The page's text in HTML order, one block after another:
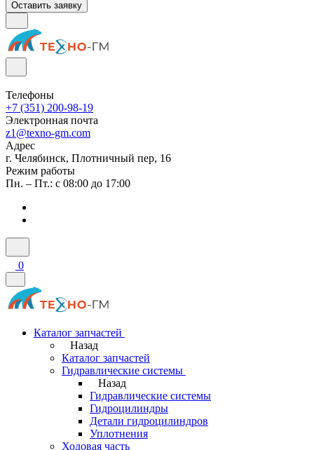
Оставить заявку
Телефоны
+7 (351) 200-98-19
Электронная почта
z1@texno-gm.com
Адрес
г. Челябинск, Плотничный пер, 16
Режим работы
Пн. – Пт.: с 08:00 до 17:00
0
Каталог запчастей
Назад
Каталог запчастей
Гидравлические системы
Назад
Гидравлические системы
Гидроцилиндры
Детали гидроцилиндров
Уплотнения
Ходовая часть